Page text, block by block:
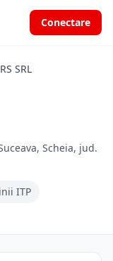
Conectare
SRL
Scheia, jud.
ITP